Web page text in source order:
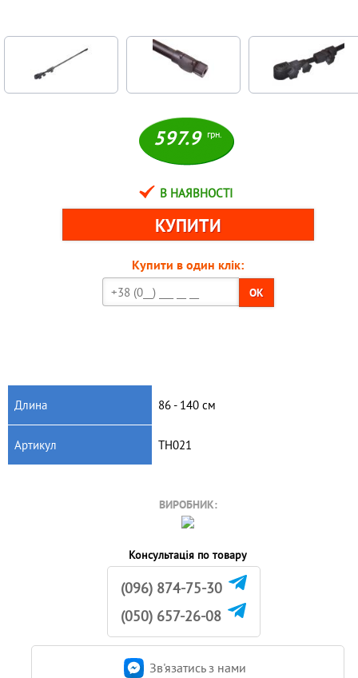
597.9 грн.
В НАЯВНОСТІ
Купити в один клік:
OK
Длина 86 - 140 см
Артикул TH021
ВИРОБНИК:
Консультація по товару
(096) 874-75-30
(050) 657-26-08
Зв'язатись з нами